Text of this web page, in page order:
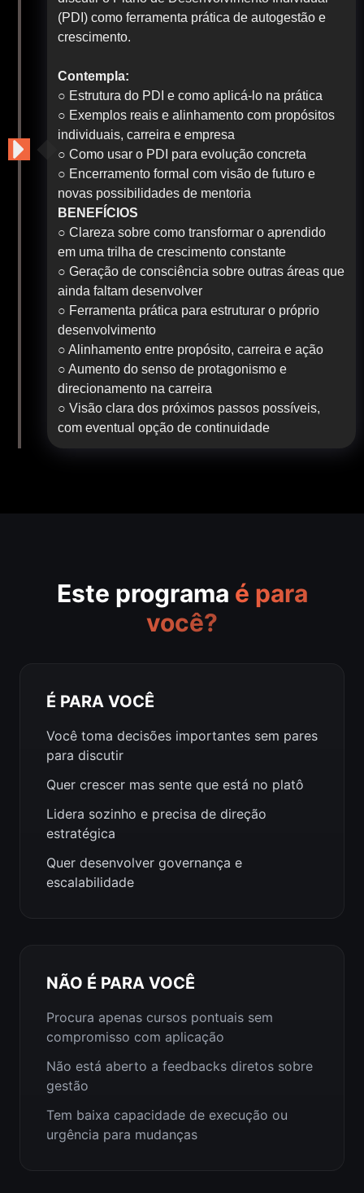
(PDI) como ferramenta prática de autogestão e
crescimento.
Contempla:
○ Estrutura do PDI e como aplicá-lo na prática
○ Exemplos reais e alinhamento com propósitos
individuais, carreira e empresa
○ Como usar o PDI para evolução concreta
○ Encerramento formal com visão de futuro e
novas possibilidades de mentoria
BENEFÍCIOS
○ Clareza sobre como transformar o aprendido
em uma trilha de crescimento constante
○ Geração de consciência sobre outras áreas que
ainda faltam desenvolver
○ Ferramenta prática para estruturar o próprio
desenvolvimento
○ Alinhamento entre propósito, carreira e ação
○ Aumento do senso de protagonismo e
direcionamento na carreira
○ Visão clara dos próximos passos possíveis,
com eventual opção de continuidade
Este programa é para
você?
É PARA VOCÊ
Você toma decisões importantes sem pares
para discutir
Quer crescer mas sente que está no platô
Lidera sozinho e precisa de direção
estratégica
Quer desenvolver governança e
escalabilidade
NÃO É PARA VOCÊ
Procura apenas cursos pontuais sem
compromisso com aplicação
Não está aberto a feedbacks diretos sobre
gestão
Tem baixa capacidade de execução ou
urgência para mudanças